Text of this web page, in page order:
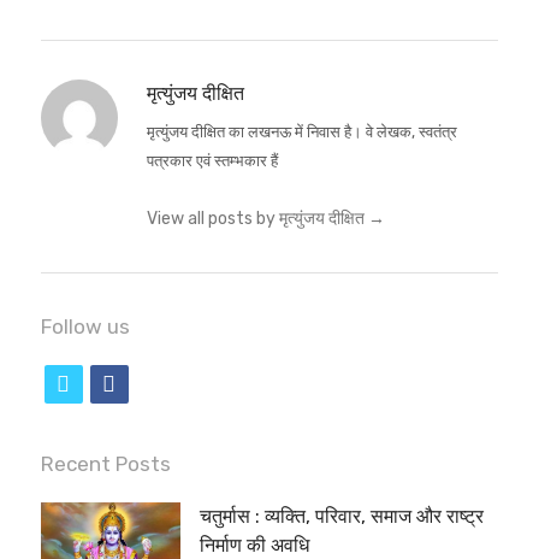
मृत्युंजय दीक्षित
मृत्युंजय दीक्षित का लखनऊ में निवास है। वे लेखक, स्वतंत्र
पत्रकार एवं स्तम्भकार हैं
View all posts by मृत्युंजय दीक्षित →
Follow us
i
t
t
c
e
b
Recent Posts
चतुर्मास : व्यक्ति, परिवार, समाज और राष्ट्र
निर्माण की अवधि